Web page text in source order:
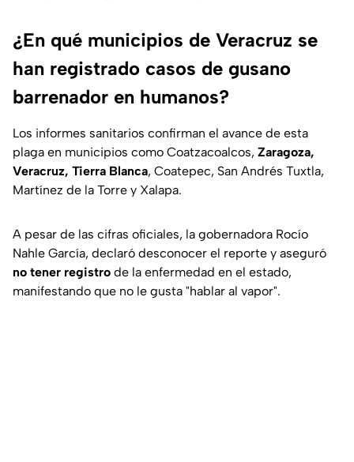
¿En qué municipios de Veracruz se
han registrado casos de gusano
barrenador en humanos?
Los informes sanitarios confirman el avance de esta
plaga en municipios como Coatzacoalcos, Zaragoza,
Veracruz, Tierra Blanca, Coatepec, San Andrés Tuxtla,
Martínez de la Torre y Xalapa.
A pesar de las cifras oficiales, la gobernadora Rocío
Nahle García, declaró desconocer el reporte y aseguró
no tener registro de la enfermedad en el estado,
manifestando que no le gusta "hablar al vapor".